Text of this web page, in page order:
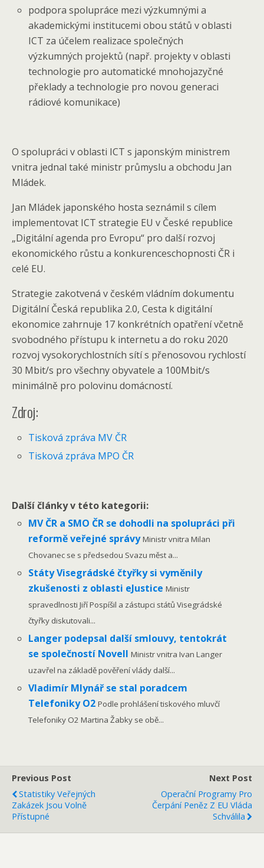
podpora spolupráce mezi výzkumnými a
akademickými institucemi obou států v oblasti
ICT za účelem realizace společných
výzkumných projektů (např. projekty v oblasti
technologie pro automatické mnohojazyčné
překlady a technologie pro novou generaci
rádiové komunikace)
O spolupráci v oblasti ICT s japonským ministrem
vnitra jednal také ministr průmyslu a obchodu Jan
Mládek.
Jan Mládek japonského hosta seznámil s cílem
implementovat ICT strategie EU v České republice
„Digitální agenda pro Evropu“ pro další rozvoj
ekonomického růstu a konkurenceschopnosti ČR i
celé EU.
Strategie zakotvená v českém vládním dokumentu
Digitální Česká republika 2.0, Cesta k digitální
ekonomice zahrnuje 17 konkrétních opatření včetně
svobodného přístupu k internetu a do roku 2020
rozvoj vysokorychlostních sítí s přenosovou rychlostí
30 Mbit/s pro všechny obyvatele a 100Mbit/s
minimálně pro polovinu domácností.
Zdroj:
Tisková zpráva MV ČR
Tisková zpráva MPO ČR
Další články v této kategorii:
MV ČR a SMO ČR se dohodli na spolupráci při
reformě veřejné správyMinistr vnitra Milan
Chovanec se s předsedou Svazu měst a...
Státy Visegrádské čtyřky si vyměnily
zkušenosti z oblasti eJusticeMinistr
spravedlnosti Jiří Pospíšil a zástupci států Visegrádské
čtyřky diskutovali...
Langer podepsal další smlouvy, tentokrát
se společností NovellMinistr vnitra Ivan Langer
uzavřel na základě pověření vlády další...
Vladimír Mlynář se stal poradcem
Telefoniky O2Podle prohlášení tiskového mluvčí
Telefoniky O2 Martina Žabky se obě...
Previous Post
Statistiky Veřejných
Zakázek Jsou Volně
Přístupné
Next Post
Operační Programy Pro
Čerpání Peněz Z EU Vláda
Schválila